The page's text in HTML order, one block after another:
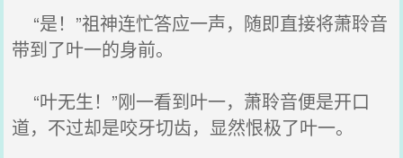
“是！”祖神连忙答应一声，随即直接将萧聆音
带到了叶一的身前。
“叶无生！”刚一看到叶一，萧聆音便是开口
道，不过却是咬牙切齿，显然恨极了叶一。